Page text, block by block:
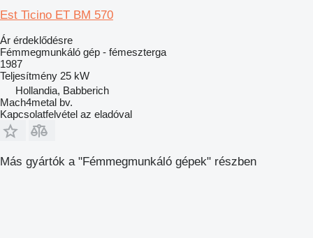
Est Ticino ET BM 570
Ár érdeklődésre
Fémmegmunkáló gép - fémeszterga
1987
Teljesítmény 25 kW
Hollandia, Babberich
Mach4metal bv.
Kapcsolatfelvétel az eladóval
Más gyártók a "Fémmegmunkáló gépek" részben